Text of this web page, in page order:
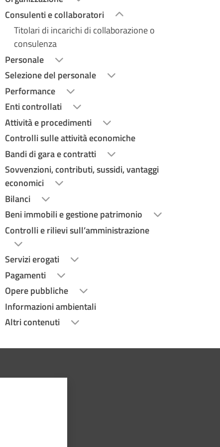
Consulenti e collaboratori
Titolari di incarichi di collaborazione o
consulenza
Personale
Selezione del personale
Performance
Enti controllati
Attività e procedimenti
Controlli sulle attività economiche
Bandi di gara e contratti
Sovvenzioni, contributi, sussidi, vantaggi
economici
Bilanci
Beni immobili e gestione patrimonio
Controlli e rilievi sull’amministrazione
Servizi erogati
Pagamenti
Opere pubbliche
Informazioni ambientali
Altri contenuti